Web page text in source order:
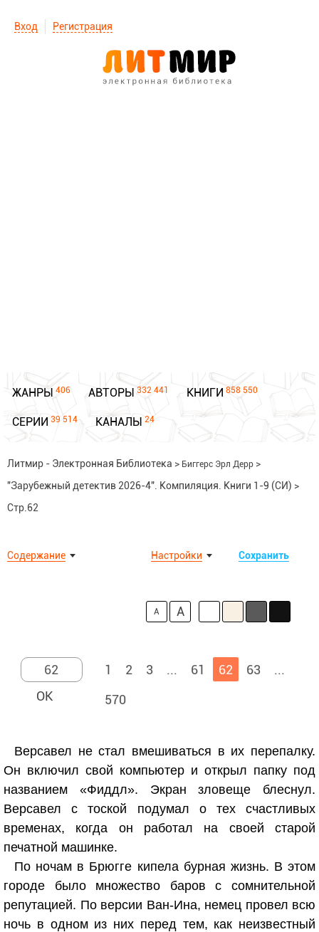
Вход Регистрация
ЖАНРЫ 406 АВТОРЫ 332 441 КНИГИ 858 550
СЕРИИ 39 514 КАНАЛЫ 24
Литмир - Электронная Библиотека > Биггерс Эрл Дерр >
"Зарубежный детектив 2026-4". Компиляция. Книги 1-9 (СИ) >
Стр.62
Содержание Сохранить
Настройки
A A
1 2 3 ... 61 62 63
...
570
Версавел не стал вмешиваться в их перепалку.
Он включил свой компьютер и открыл папку под
названием «Фиддл». Экран зловеще блеснул.
Версавел с тоской подумал о тех счастливых
временах, когда он работал на своей старой
печатной машинке.
По ночам в Брюгге кипела бурная жизнь. В этом
городе было множество баров с сомнительной
репутацией. По версии Ван-Ина, немец провел всю
ночь в одном из них перед тем, как неизвестный